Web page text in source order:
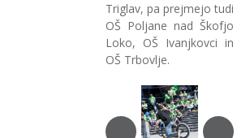
Triglav, pa prejmejo tudi
OŠ Poljane nad Škofjo
Loko, OŠ Ivanjkovci in
OŠ Trbovlje.